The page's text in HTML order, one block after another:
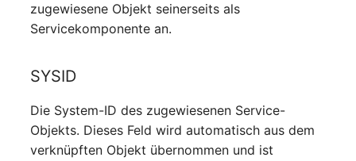
Supernet
Systemdienst
zugewiesene Objekt seinerseits als
Servicekomponente an.
SYSID
Die System-ID des zugewiesenen Service-
Objekts. Dieses Feld wird automatisch aus dem
verknüpften Objekt übernommen und ist